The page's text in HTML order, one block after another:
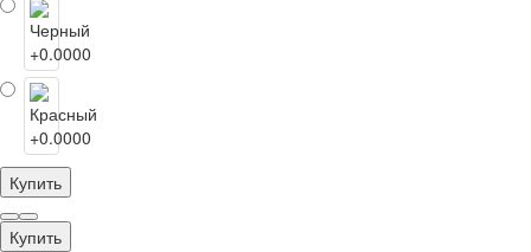
Купить
Купить